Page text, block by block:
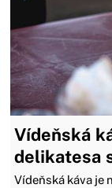
Vídeňská
delikatesa
Vídeňská káva je